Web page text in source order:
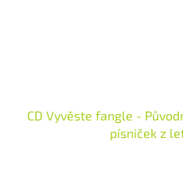
CD Vyvěste fangle -
písniček z